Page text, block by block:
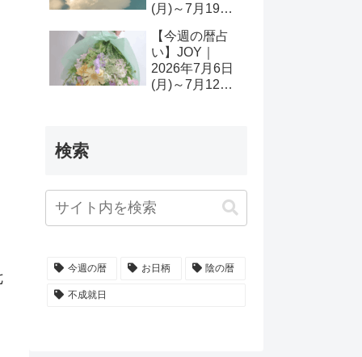
(月)～7月19日
【今週の暦占
い】JOY｜
2026年7月6日
(月)～7月12日
検索
今週の暦 お日柄 陰の暦
不成就日